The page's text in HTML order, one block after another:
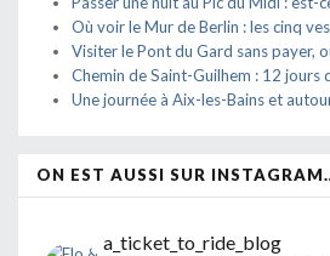
Où voir le Mur de Berlin : les cinq
Visiter le Pont du Gard sans payer,
Chemin de Saint-Guilhem : 12 jours
Une journée à Aix-les-Bains et
ON EST AUSSI SUR
a_ticket_to_ride_blog